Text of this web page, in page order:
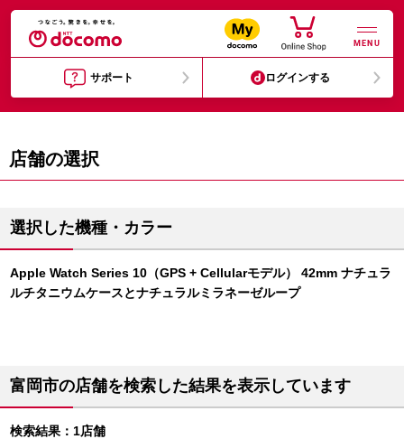
MENU
サポート ログインする
店舗の選択
選択した機種・カラー
Apple Watch Series 10（GPS + Cellularモデル） 42mm ナチュラ
ルチタニウムケースとナチュラルミラネーゼループ
富岡市の店舗を検索した結果を表示しています
検索結果：1店舗